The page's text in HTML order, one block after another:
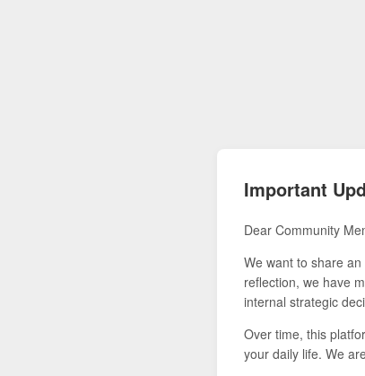
Important
Dear Community
We want to share
reflection, we have
internal strategic
Over time, this
your daily life. We